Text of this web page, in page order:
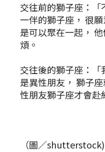
交往前的獅子座：「
一伴的獅子座， 很
是可以聚在一起，
煩。
交往後的獅子座：「
是異性朋友， 獅子
性朋友獅子座才會赴
（圖／shutterstock)